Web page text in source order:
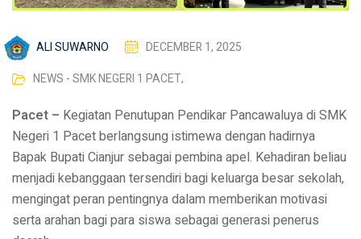
ALI SUWARNO
DECEMBER 1, 2025
NEWS - SMK NEGERI 1 PACET,
Pacet – Kegiatan Penutupan Pendikar Pancawaluya di SMK
Negeri 1 Pacet berlangsung istimewa dengan hadirnya
Bapak Bupati Cianjur sebagai pembina apel. Kehadiran beliau
menjadi kebanggaan tersendiri bagi keluarga besar sekolah,
mengingat peran pentingnya dalam memberikan motivasi
serta arahan bagi para siswa sebagai generasi penerus